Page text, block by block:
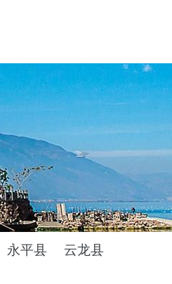
永平县 云龙县